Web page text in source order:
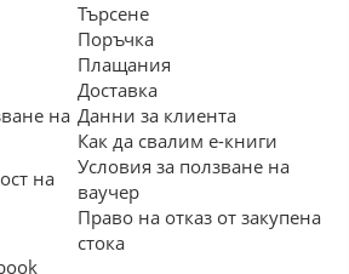
на
на
Търсене
Поръчка
Плащания
Доставка
Данни за клиента
Как да свалим е-книги
Условия за ползване на
ваучер
Право на отказ от закупена
стока